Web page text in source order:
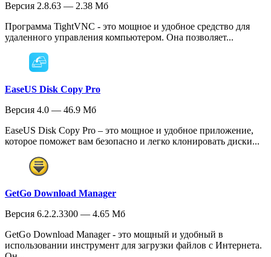
Версия 2.8.63 — 2.38 Мб
Программа TightVNC - это мощное и удобное средство для
удаленного управления компьютером. Она позволяет...
EaseUS Disk Copy Pro
Версия 4.0 — 46.9 Мб
EaseUS Disk Copy Pro – это мощное и удобное приложение,
которое поможет вам безопасно и легко клонировать диски...
GetGo Download Manager
Версия 6.2.2.3300 — 4.65 Мб
GetGo Download Manager - это мощный и удобный в
использовании инструмент для загрузки файлов с Интернета.